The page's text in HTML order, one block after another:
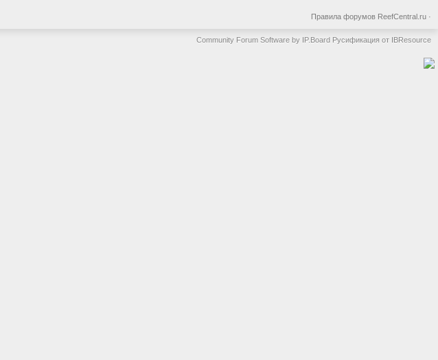
Правила форумов ReefCentral.ru ·
Community Forum Software by IP.Board Русификация от IBResource